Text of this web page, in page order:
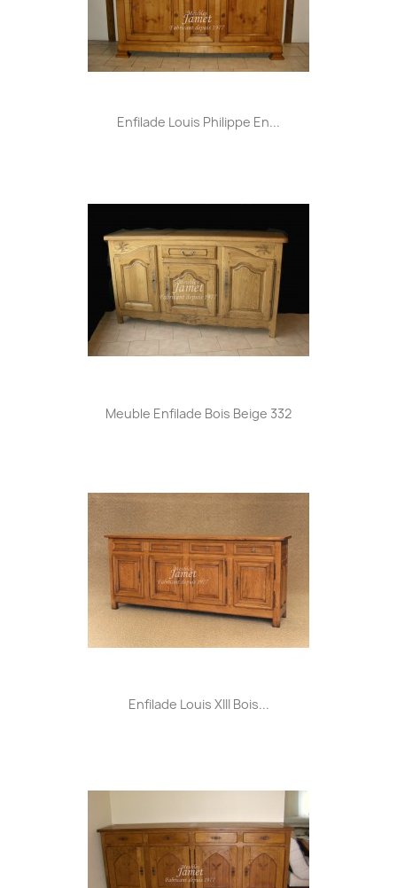
Enfilade Louis Philippe En...
Meuble Enfilade Bois Beige 332
Enfilade Louis XIII Bois...